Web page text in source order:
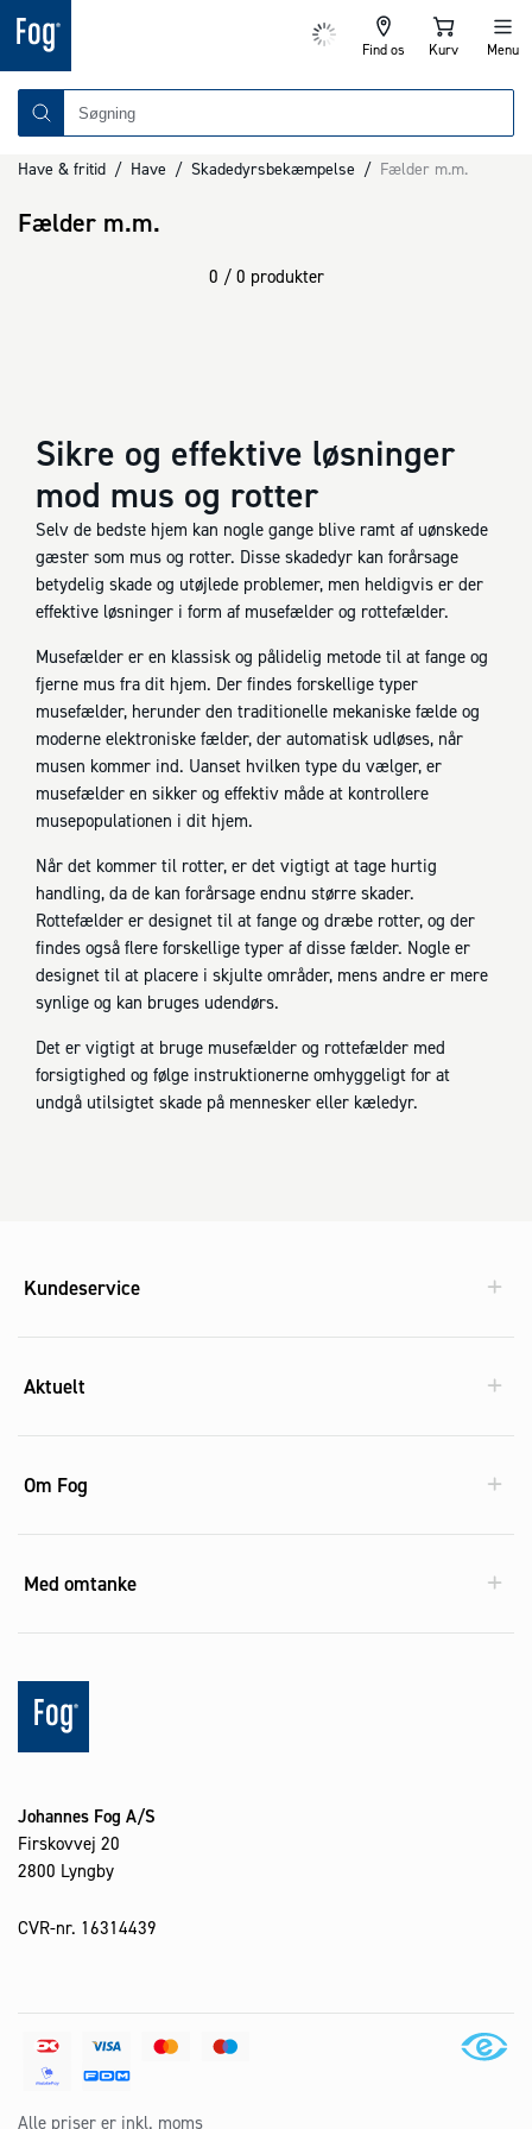
Find os Kurv Menu
Have & fritid / Have / Skadedyrsbekæmpelse / Fælder m.m.
Fælder m.m.
0 / 0 produkter
Sikre og effektive løsninger
mod mus og rotter
Selv de bedste hjem kan nogle gange blive ramt af uønskede
gæster som mus og rotter. Disse skadedyr kan forårsage
betydelig skade og utøjlede problemer, men heldigvis er der
effektive løsninger i form af musefælder og rottefælder.
Musefælder er en klassisk og pålidelig metode til at fange og
fjerne mus fra dit hjem. Der findes forskellige typer
musefælder, herunder den traditionelle mekaniske fælde og
moderne elektroniske fælder, der automatisk udløses, når
musen kommer ind. Uanset hvilken type du vælger, er
musefælder en sikker og effektiv måde at kontrollere
musepopulationen i dit hjem.
Når det kommer til rotter, er det vigtigt at tage hurtig
handling, da de kan forårsage endnu større skader.
Rottefælder er designet til at fange og dræbe rotter, og der
findes også flere forskellige typer af disse fælder. Nogle er
designet til at placere i skjulte områder, mens andre er mere
synlige og kan bruges udendørs.
Det er vigtigt at bruge musefælder og rottefælder med
forsigtighed og følge instruktionerne omhyggeligt for at
undgå utilsigtet skade på mennesker eller kæledyr.
Kundeservice
Aktuelt
Om Fog
Med omtanke
Johannes Fog A/S
Firskovvej 20
2800 Lyngby
CVR-nr. 16314439
Alle priser er inkl. moms